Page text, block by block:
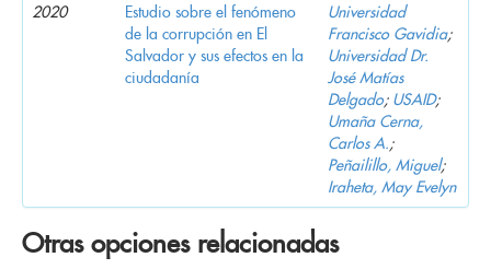
2020
Estudio sobre el fenómeno
de la corrupción en El
Salvador y sus efectos en la
ciudadanía
Universidad
Francisco Gavidia;
Universidad Dr.
José Matías
Delgado; USAID;
Umaña Cerna,
Carlos A.;
Peñailillo, Miguel;
Iraheta, May Evelyn
Otras opciones relacionadas